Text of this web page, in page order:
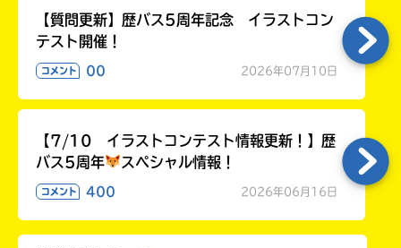
【質問更新】歴バス5周年記念 イラストコン
テスト開催！
コメント 00 2026年07月10日
【7/10 イラストコンテスト情報更新！】歴
バス5周年
スペシャル情報！
コメント 400 2026年06月16日